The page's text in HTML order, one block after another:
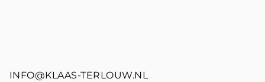
INFO@KLAAS-TERLOUW.NL